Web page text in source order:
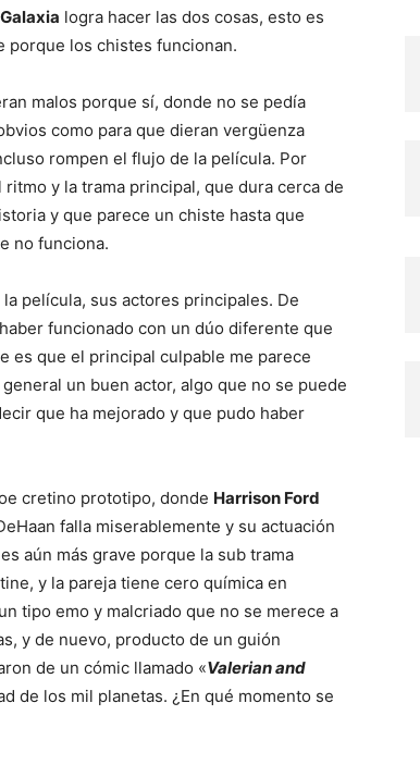
logra hacer las dos cosas, esto es
porque los chistes funcionan.
malos porque sí, donde no se pedía
como para que dieran vergüenza
rompen el flujo de la película. Por
y la trama principal, que dura cerca de
y que parece un chiste hasta que
no funciona.
película, sus actores principales. De
funcionado con un dúo diferente que
es que el principal culpable me parece
un buen actor, algo que no se puede
que ha mejorado y que pudo haber
cretino prototipo, donde Harrison Ford
falla miserablemente y su actuación
aún más grave porque la sub trama
y la pareja tiene cero química en
tipo emo y malcriado que no se merece a
y de nuevo, producto de un guión
de un cómic llamado «Valerian and
de los mil planetas. ¿En qué momento se